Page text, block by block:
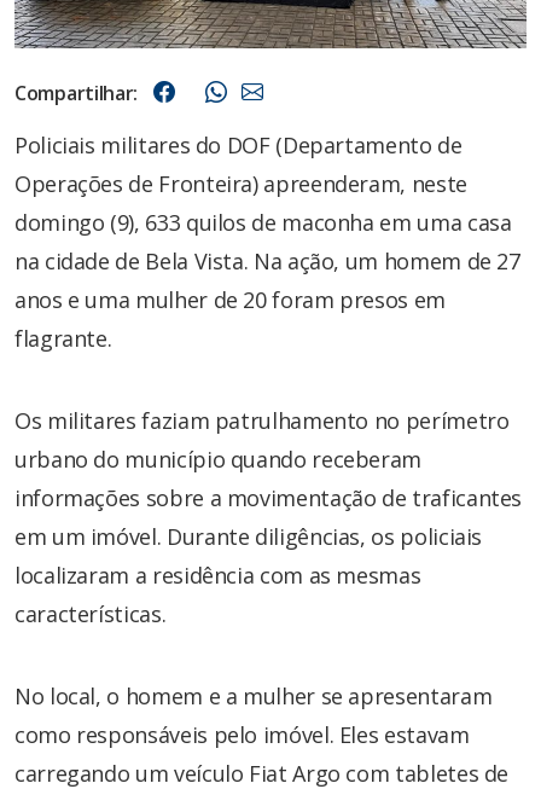
Compartilhar:
Policiais militares do DOF (Departamento de
Operações de Fronteira) apreenderam, neste
domingo (9), 633 quilos de maconha em uma casa
na cidade de Bela Vista. Na ação, um homem de 27
anos e uma mulher de 20 foram presos em
flagrante.
Os militares faziam patrulhamento no perímetro
urbano do município quando receberam
informações sobre a movimentação de traficantes
em um imóvel. Durante diligências, os policiais
localizaram a residência com as mesmas
características.
No local, o homem e a mulher se apresentaram
como responsáveis pelo imóvel. Eles estavam
carregando um veículo Fiat Argo com tabletes de